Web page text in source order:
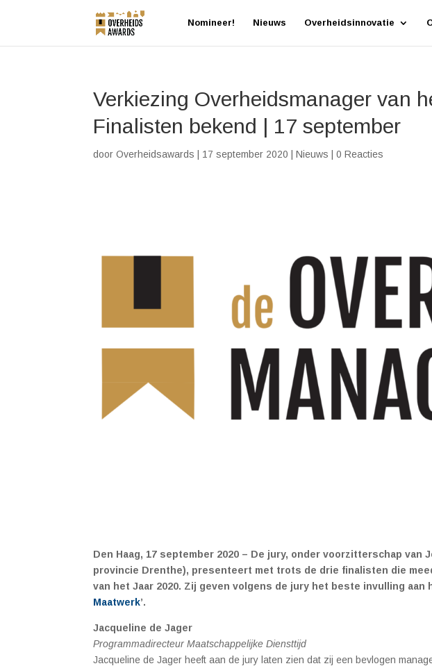
Nomineer! Nieuws Overheidsinnovatie
Verkiezing Overheidsmanager van
Finalisten bekend | 17 september
doorOverheidsawards 17 september 2020 |Nieuws |0 Reacties
Den Haag, 17 september 2020 – De jury, onder voorzitterschap van
provincie Drenthe), presenteert met trots de drie finalisten die
van het Jaar 2020. Zij geven volgens de jury het beste invulling aan
Maatwerk’.
Jacqueline de Jager
Programmadirecteur Maatschappelijke Diensttijd
Jacqueline de Jager heeft aan de jury laten zien dat zij een bevlogen